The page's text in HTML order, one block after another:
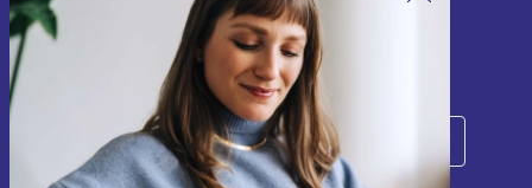
Liitu meie uudiskirjaga!
Ära jäta enam ühtegi pakkumist vahele.